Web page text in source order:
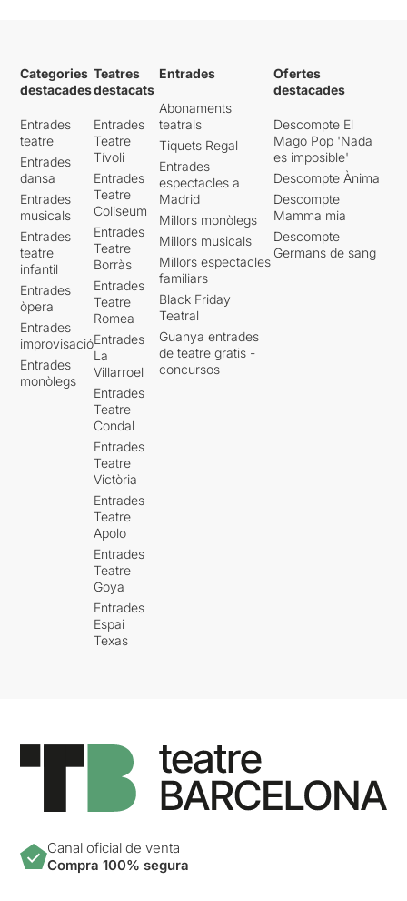
Categories
destacades
Entrades
teatre
Entrades
dansa
Entrades
musicals
Entrades
teatre
infantil
Entrades
òpera
Entrades
improvisació
Entrades
monòlegs
Teatres
destacats
Entrades
Teatre
Tívoli
Entrades
Teatre
Coliseum
Entrades
Teatre
Borràs
Entrades
Teatre
Romea
Entrades
La
Villarroel
Entrades
Teatre
Condal
Entrades
Teatre
Victòria
Entrades
Teatre
Apolo
Entrades
Teatre
Goya
Entrades
Espai
Texas
Entrades
Abonaments
teatrals
Tiquets Regal
Entrades
espectacles a
Madrid
Millors monòlegs
Millors musicals
Millors espectacles
familiars
Black Friday
Teatral
Guanya entrades
de teatre gratis -
concursos
Ofertes
destacades
Descompte El
Mago Pop 'Nada
es imposible'
Descompte Ànima
Descompte
Mamma mia
Descompte
Germans de sang
Canal oficial de venta
Compra 100% segura